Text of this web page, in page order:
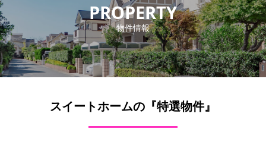
PROPERTY
物件情報
スイートホームの『特選物件』